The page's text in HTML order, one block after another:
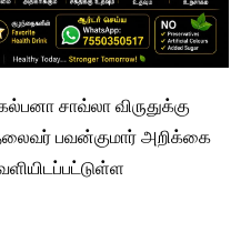
சாவ்லா விருதுக்கு
பவன்குமார் அறிக்கை